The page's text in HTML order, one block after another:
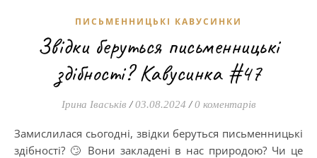
ПИСЬМЕННИЦЬКІ КАВУСИНКИ
Звідки беруться письменницькі
здібності? Кавусинка #47
Ірина Іваськів / 03.08.2024 / 0 коментарів
Замислилася сьогодні, звідки беруться письменницькі
здібності? 🙄 Вони закладені в нас природою? Чи це